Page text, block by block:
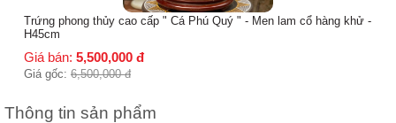
" - Men lam cổ hàng khử -
Thông tin sản phẩm